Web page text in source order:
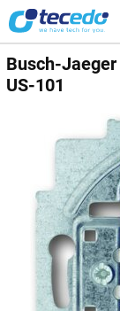
Busch-Jaeger
US-101